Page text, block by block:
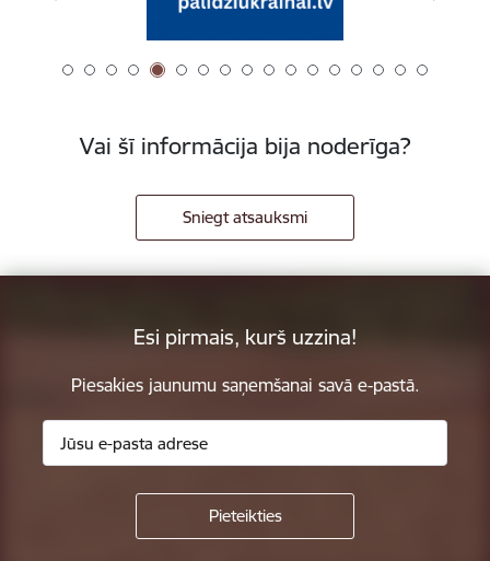
Vai šī informācija bija noderīga?
Sniegt atsauksmi
Esi pirmais, kurš uzzina!
Piesakies jaunumu saņemšanai savā e-pastā.